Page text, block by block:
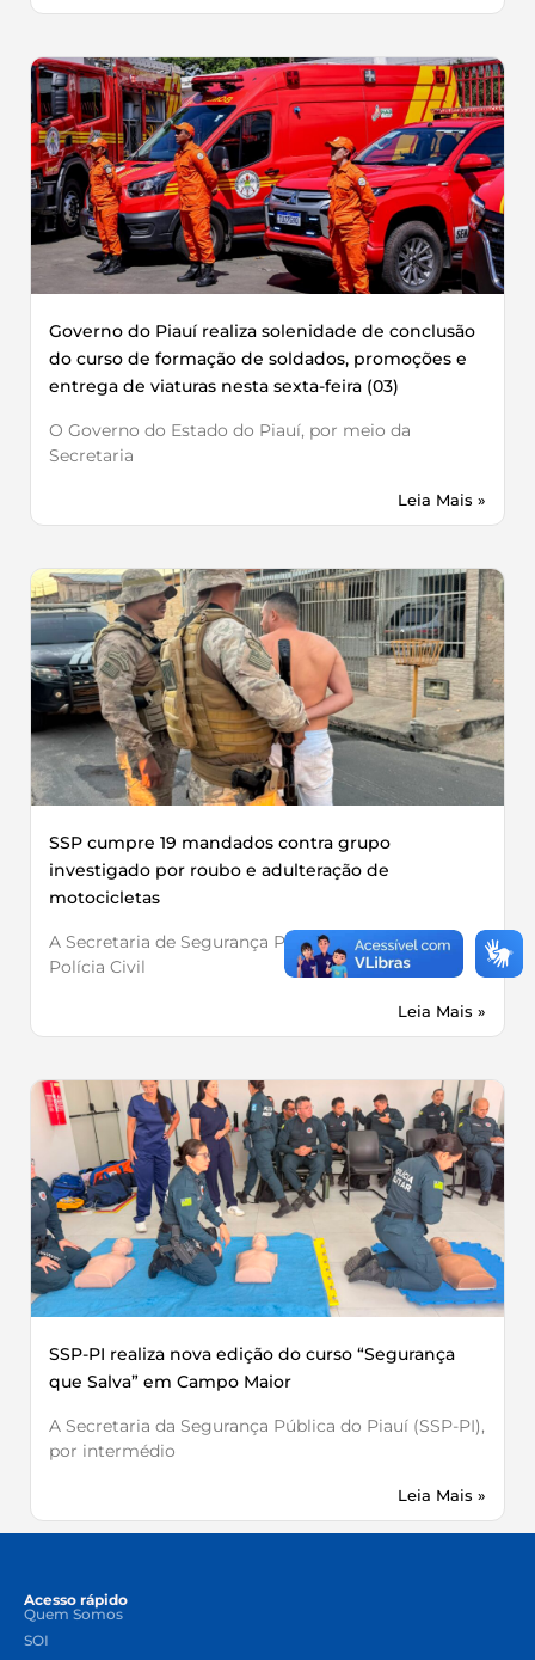
Governo do Piauí realiza solenidade de conclusão
do curso de formação de soldados, promoções e
entrega de viaturas nesta sexta-feira (03)
O Governo do Estado do Piauí, por meio da
Secretaria
Leia Mais »
SSP cumpre 19 mandados contra grupo
investigado por roubo e adulteração de
motocicletas
A Secretaria de Segurança Pública, por meio da
Polícia Civil
Leia Mais »
SSP-PI realiza nova edição do curso “Segurança
que Salva” em Campo Maior
A Secretaria da Segurança Pública do Piauí (SSP-PI),
por intermédio
Leia Mais »
Acesso rápido
Quem Somos
SOI